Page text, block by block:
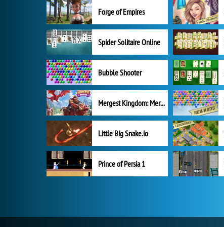
Forge of Empires
Spider Solitaire Online
Bubble Shooter
Mergest Kingdom: Merge Puzzle
Little Big Snake.io
Prince of Persia 1